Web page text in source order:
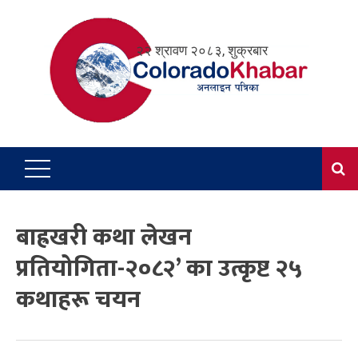
२२ श्रावण २०८३, शुक्रबार
बाह्रखरी कथा लेखन
प्रतियोगिता-२०८२’ का उत्कृष्ट २५
कथाहरू चयन